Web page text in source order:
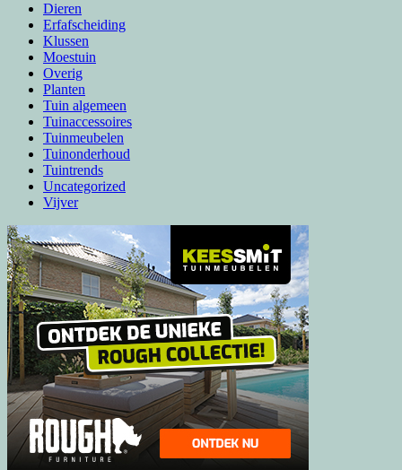
Dieren
Erfafscheiding
Klussen
Moestuin
Overig
Planten
Tuin algemeen
Tuinaccessoires
Tuinmeubelen
Tuinonderhoud
Tuintrends
Uncategorized
Vijver